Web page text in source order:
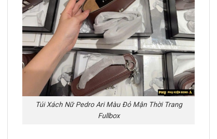
Túi Xách Nữ Pedro Ari Màu Đỏ Mận Thời Trang
Fullbox